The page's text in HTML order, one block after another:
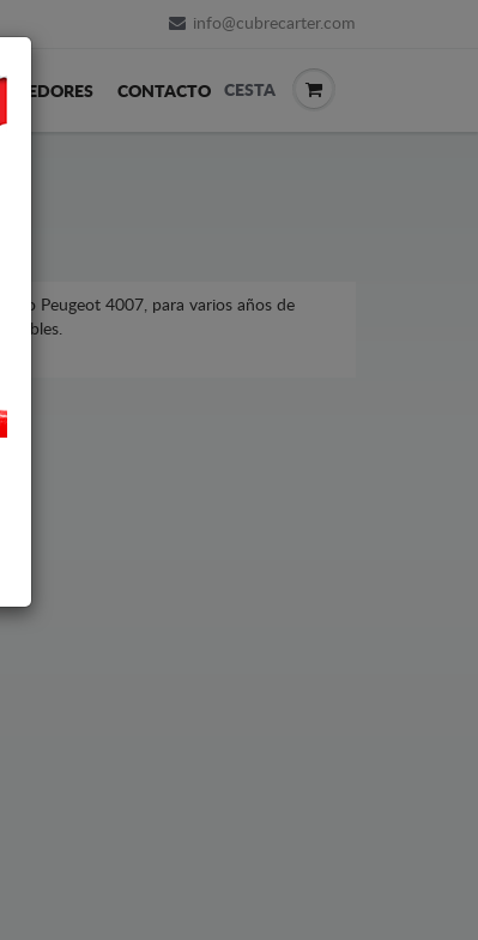
info@cubrecarter.com
CONTACTO CESTA
Peugeot 4007, para varios años de